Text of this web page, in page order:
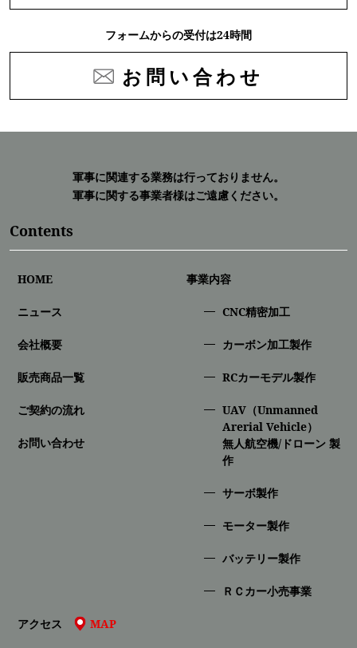
フォームからの受付は24時間
お問い合わせ
軍事に関連する業務は行っておりません。
軍事に関する事業者様はご遠慮ください。
Contents
HOME
ニュース
会社概要
販売商品一覧
ご契約の流れ
お問い合わせ
事業内容
CNC精密加⼯
カーボン加工製作
RCカーモデル製作
UAV（Unmanned
Arerial Vehicle）
無人航空機/ドローン 製
作
サーボ製作
モーター製作
バッテリー製作
ＲＣカー小売事業
アクセス MAP